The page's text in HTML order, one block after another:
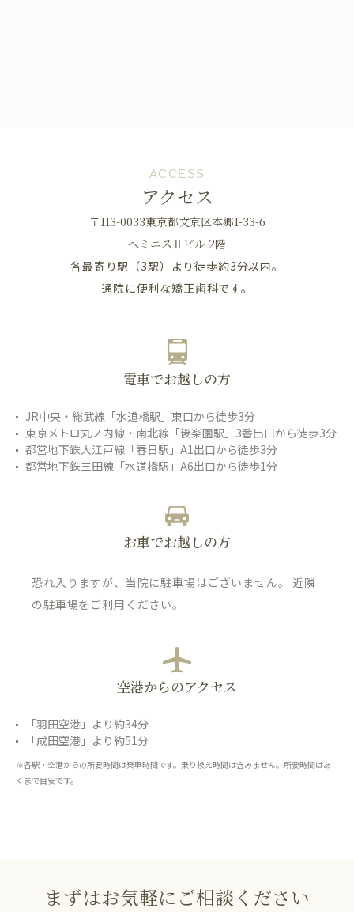
ACCESS
アクセス
〒113-0033東京都文京区本郷1-33-6
へミニスⅡビル 2階
各最寄り駅（3駅）より徒歩約3分以内。
通院に便利な矯正歯科です。
電車でお越しの方
JR中央・総武線「水道橋駅」東口から徒歩3分
東京メトロ丸ノ内線・南北線「後楽園駅」3番出口から徒歩3分
都営地下鉄大江戸線「春日駅」A1出口から徒歩3分
都営地下鉄三田線「水道橋駅」A6出口から徒歩1分
お車でお越しの方
恐れ入りますが、当院に駐車場はございません。 近隣
の駐車場をご利用ください。
空港からのアクセス
「羽田空港」より約34分
「成田空港」より約51分
※各駅・空港からの所要時間は乗車時間です。乗り換え時間は含みません。所要時間はあ
くまで目安です。
まずはお気軽にご相談ください